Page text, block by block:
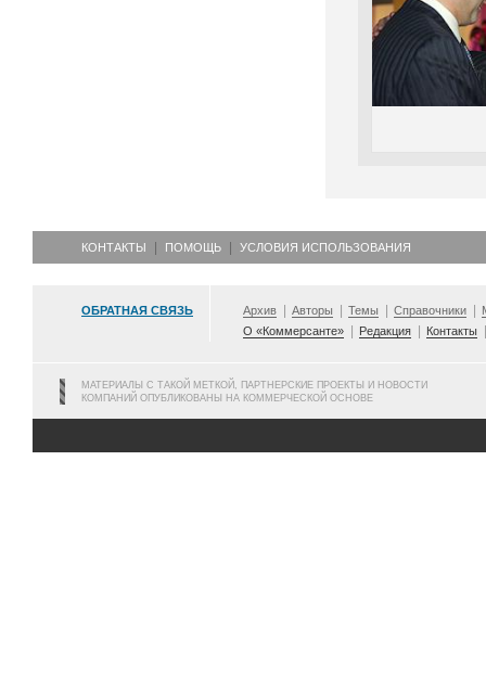
КОНТАКТЫ ПОМОЩЬ УСЛОВИЯ ИСПОЛЬЗОВАНИЯ
ОБРАТНАЯ СВЯЗЬ Архив Авторы Темы Справочники
О «Коммерсанте»
Редакция Контакты
МАТЕРИАЛЫ С ТАКОЙ МЕТКОЙ, ПАРТНЕРСКИЕ ПРОЕКТЫ И НОВОСТИ
КОМПАНИЙ ОПУБЛИКОВАНЫ НА КОММЕРЧЕСКОЙ ОСНОВЕ